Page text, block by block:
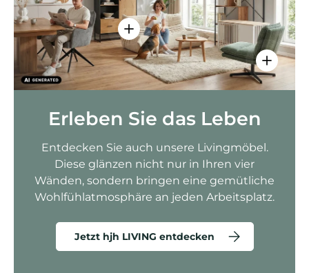
Einzelheiten anzeigen - Sitzolo 2
Erleben Sie das Leben
Entdecken Sie auch unsere Livingmöbel.
Diese glänzen nicht nur in Ihren vier
Wänden, sondern bringen eine gemütliche
Wohlfühlatmosphäre an jeden Arbeitsplatz.
Jetzt hjh LIVING entdecken